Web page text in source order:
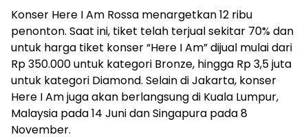
Konser Here I Am Rossa menargetkan 12 ribu
penonton. Saat ini, tiket telah terjual sekitar 70% dan
untuk harga tiket konser “Here I Am” dijual mulai dari
Rp 350.000 untuk kategori Bronze, hingga Rp 3,5 juta
untuk kategori Diamond. Selain di Jakarta, konser
Here I Am juga akan berlangsung di Kuala Lumpur,
Malaysia pada 14 Juni dan Singapura pada 8
November.